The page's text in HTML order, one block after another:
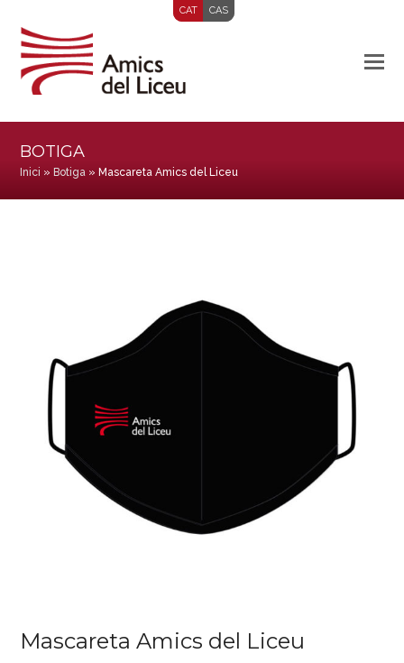
CAT CAS
BOTIGA
Inici » Botiga » Mascareta Amics del Liceu
Mascareta Amics del Liceu